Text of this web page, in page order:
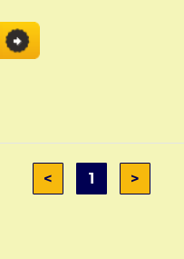
< 1 >